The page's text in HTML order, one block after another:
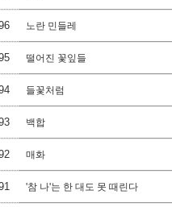
노란 민들레
떨어진 꽃잎들
들꽃처럼
백합
매화
'참 나'는 한 대도 못 때린다